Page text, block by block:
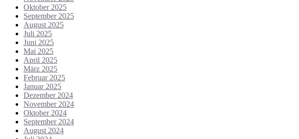
Oktober 2025
September 2025
August 2025
Juli 2025
Juni 2025
Mai 2025
April 2025
März 2025
Februar 2025
Januar 2025
Dezember 2024
November 2024
Oktober 2024
September 2024
August 2024